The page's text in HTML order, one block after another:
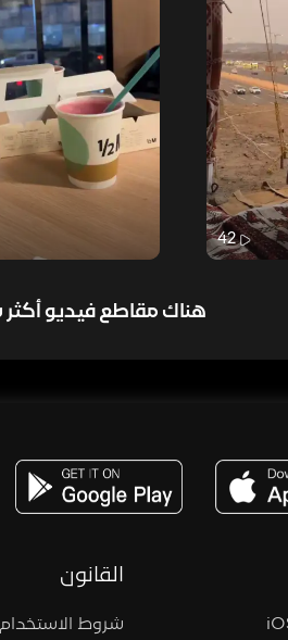
42
هناك مقاطع فيديو
القانون
شروط الاستخدام